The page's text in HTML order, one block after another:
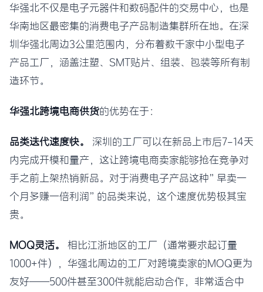
华强北不仅是电子元器件和数码配件的交易中心，也是
华南地区最密集的消费电子产品制造集群所在地。在深
圳华强北周边3公里范围内，分布着数千家中小型电子
产品工厂，涵盖注塑、SMT贴片、组装、包装等所有制
造环节。
华强北跨境电商供货的优势在于：
品类迭代速度快。
深圳的工厂可以在新品上市后7-14天
内完成开模和量产，这让跨境电商卖家能够抢在竞争对
手之前上架热销新品。对于消费电子产品这种”早卖一
个月多赚一倍利润”的品类来说，这个速度优势极其宝
贵。
MOQ灵活。
相比江浙地区的工厂（通常要求起订量
1000+件），华强北周边的工厂对跨境卖家的MOQ更为
友好——500件甚至300件就能启动合作，非常适合中